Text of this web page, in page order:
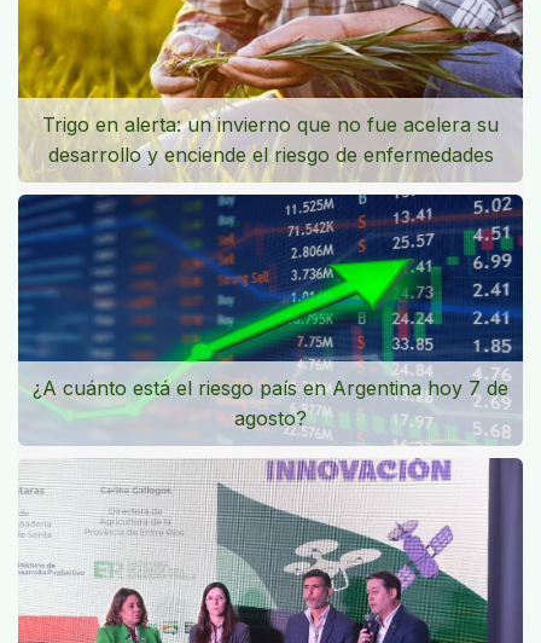
Trigo en alerta: un invierno que no fue acelera su
desarrollo y enciende el riesgo de enfermedades
¿A cuánto está el riesgo país en Argentina hoy 7 de
agosto?